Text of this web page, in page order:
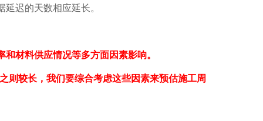
迟的天数相应延长。
材料供应情况等多方面因素影响。
较长，我们要综合考虑这些因素来预估施工周